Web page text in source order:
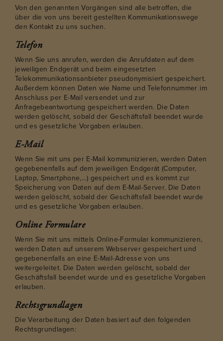
Von den genannten Vorgängen sind alle betroffen, die
über die von uns bereit gestellten Kommunikationswege
den Kontakt zu uns suchen.
Telefon
Wenn Sie uns anrufen, werden die Anrufdaten auf dem
jeweiligen Endgerät und beim eingesetzten
Telekommunikationsanbieter pseudonymisiert gespeichert.
Außerdem können Daten wie Name und Telefonnummer im
Anschluss per E-Mail versendet und zur
Anfragebeantwortung gespeichert werden. Die Daten
werden gelöscht, sobald der Geschäftsfall beendet wurde
und es gesetzliche Vorgaben erlauben.
E-Mail
Wenn Sie mit uns per E-Mail kommunizieren, werden Daten
gegebenenfalls auf dem jeweiligen Endgerät (Computer,
Laptop, Smartphone,…) gespeichert und es kommt zur
Speicherung von Daten auf dem E-Mail-Server. Die Daten
werden gelöscht, sobald der Geschäftsfall beendet wurde
und es gesetzliche Vorgaben erlauben.
Online Formulare
Wenn Sie mit uns mittels Online-Formular kommunizieren,
werden Daten auf unserem Webserver gespeichert und
gegebenenfalls an eine E-Mail-Adresse von uns
weitergeleitet. Die Daten werden gelöscht, sobald der
Geschäftsfall beendet wurde und es gesetzliche Vorgaben
erlauben.
Rechtsgrundlagen
Die Verarbeitung der Daten basiert auf den folgenden
Rechtsgrundlagen: